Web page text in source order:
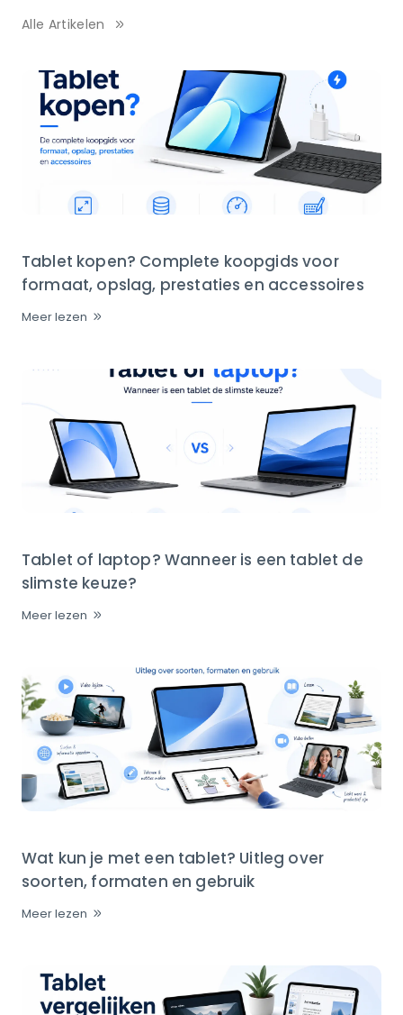
Alle Artikelen
Tablet kopen? Complete koopgids voor
formaat, opslag, prestaties en accessoires
Meer lezen
Tablet of laptop? Wanneer is een tablet de
slimste keuze?
Meer lezen
Wat kun je met een tablet? Uitleg over
soorten, formaten en gebruik
Meer lezen